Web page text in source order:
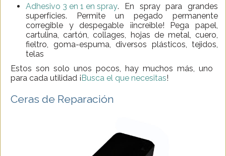
Adhesivo 3 en 1 en spray. En spray para grandes
superfícies. Permite un pegado permanente
corregible y despegable ¡increible! Pega papel,
cartulina, cartón, collages, hojas de metal, cuero,
fieltro, goma-espuma, diversos plásticos, tejidos,
telas
Estos son solo unos pocos, hay muchos más, uno
para cada utilidad ¡Busca el que necesitas!
Ceras de Reparación